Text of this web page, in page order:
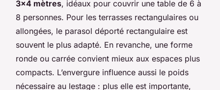
3x4 mètres, idéaux pour couvrir une table de 6 à
8 personnes. Pour les terrasses rectangulaires ou
allongées, le parasol déporté rectangulaire est
souvent le plus adapté. En revanche, une forme
ronde ou carrée convient mieux aux espaces plus
compacts. L’envergure influence aussi le poids
nécessaire au lestage : plus elle est importante,